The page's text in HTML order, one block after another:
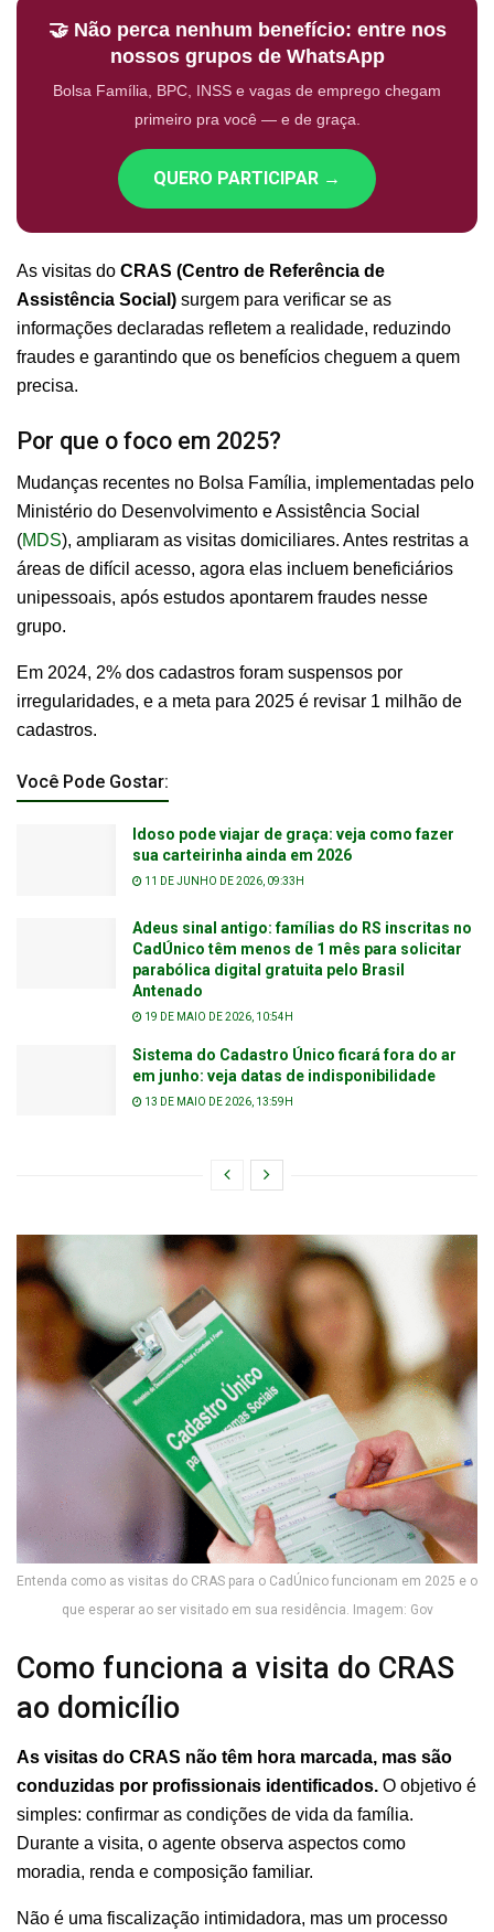
🤝 Não perca nenhum benefício: entre nos
nossos grupos de WhatsApp
Bolsa Família, BPC, INSS e vagas de emprego chegam
primeiro pra você — e de graça.
QUERO PARTICIPAR →
As visitas do CRAS (Centro de Referência de
Assistência Social) surgem para verificar se as
informações declaradas refletem a realidade, reduzindo
fraudes e garantindo que os benefícios cheguem a quem
precisa.
Por que o foco em 2025?
Mudanças recentes no Bolsa Família, implementadas pelo
Ministério do Desenvolvimento e Assistência Social
(MDS), ampliaram as visitas domiciliares. Antes restritas a
áreas de difícil acesso, agora elas incluem beneficiários
unipessoais, após estudos apontarem fraudes nesse
grupo.
Em 2024, 2% dos cadastros foram suspensos por
irregularidades, e a meta para 2025 é revisar 1 milhão de
cadastros.
Você Pode Gostar:
Idoso pode viajar de graça: veja como fazer
sua carteirinha ainda em 2026
11 DE JUNHO DE 2026, 09:33H
Adeus sinal antigo: famílias do RS inscritas no
CadÚnico têm menos de 1 mês para solicitar
parabólica digital gratuita pelo Brasil
Antenado
19 DE MAIO DE 2026, 10:54H
Sistema do Cadastro Único ficará fora do ar
em junho: veja datas de indisponibilidade
13 DE MAIO DE 2026, 13:59H
Entenda como as visitas do CRAS para o CadÚnico funcionam em 2025 e o
que esperar ao ser visitado em sua residência. Imagem: Gov
Como funciona a visita do CRAS
ao domicílio
As visitas do CRAS não têm hora marcada, mas são
conduzidas por profissionais identificados. O objetivo é
simples: confirmar as condições de vida da família.
Durante a visita, o agente observa aspectos como
moradia, renda e composição familiar.
Não é uma fiscalização intimidadora, mas um processo